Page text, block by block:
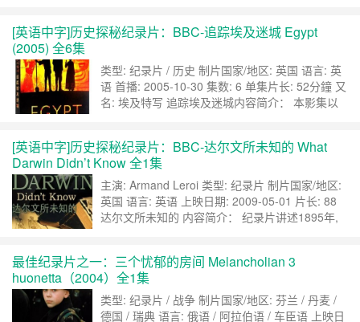
箭手、骑兵、战车队、步兵和战马。然而出土的兵
的秦始皇陵基中……继续阅读 »
[英语中字]历史探秘纪录片：BBC-追踪埃及迷城 Egypt
(2005) 全6集
类型: 纪录片 / 历史 制片国家/地区: 英国 语言: 英
语 首播: 2005-10-30 集数: 6 单集片长: 52分鐘 又
名: 埃及特写 追踪埃及迷城内容简介： 本影集以
现被历史所遗忘的法老王—图坦卡门；流浪冒险家
贝尔松尼深入尼罗河上游发现沉没在黄沙之中的拉
姆西……继续阅读 »
[英语中字]历史探秘纪录片：BBC-达尔文所未知的 What
Darwin Didn’t Know 全1集
主演: Armand Leroi 类型: 纪录片 制片国家/地区:
英国 语言: 英语 上映日期: 2009-05-01 片长: 88
达尔文所未知的 内容简介： 纪录片讲述1895年,
及公众认可,但是在一次暴风骤雨般的激烈辩论中,
这个理论被一些宗教人士所否认,大众……
读 »
最佳纪录片之一：三个忧郁的房间 Melancholian 3
huonetta（2004）全1集
类型: 纪录片 / 战争 制片国家/地区: 芬兰 / 丹麦 /
德国 / 瑞典 语言: 俄语 / 阿拉伯语 / 车臣语 上映日